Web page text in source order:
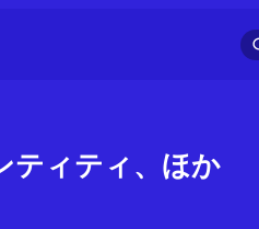
ティティ、ほか